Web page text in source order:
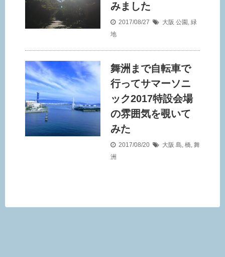
みました
2017/08/27 大阪 公園 , 緑
地
舞洲まで自転車で
行ってサマーソニ
ック2017特設会場
の雰囲気を覗いて
みた
2017/08/20 大阪 島, 橋, 舞
洲